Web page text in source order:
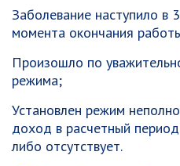
Заболевание наступило в
момента окончания
Произошло по
режима;
Установлен режим
доход в расчетный
либо отсутствует.